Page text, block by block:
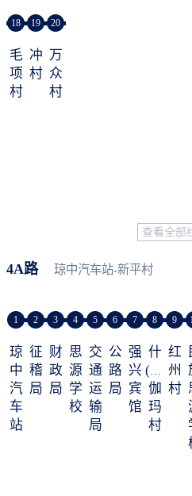
18
毛
项
村
19
冲
村
20
万
众
村
查看全部
4A路 琼中汽车站-新平村
1
琼
中
汽
车
站
2
征
稽
局
3
财
政
局
4
思
源
学
校
5
交
通
运
输
局
6
公
路
局
7
强
兴
宾
馆
8
什
(zá)
伽
玛
村
9
红
州
村